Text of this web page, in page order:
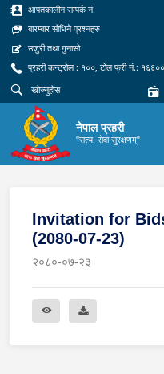
आपतकालीन सम्पर्क नं.
बारम्बार सोधिने प्रश्नहरु
उजुरी तथा गुनासो
प्रहरी कन्ट्रोल : १००, टोल फ्री नं.:
नेपाल प्रहरी
"सत्य, सेवा सुरक्षणम्"
Invitation for
(2080-07-23)
२०८०-०७-२३